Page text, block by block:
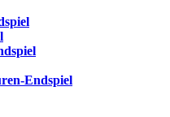
Endspiel